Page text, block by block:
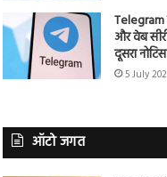
Telegram
और वेब
दूसरा नोटिस
5 July
ऑटो जगत